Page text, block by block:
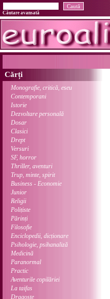
Căutare avansată
Cărți
Monografie, critică, eseu
Contemporani
Istorie
Dezvoltare personală
Dosar
Clasici
Drept
Versuri
SF, horror
Thriller, aventuri
Trup, minte, spirit
Business - Economie
Junior
Religii
Polițiste
Părinți
Filosofie
Enciclopedii, dicționare
Psihologie, psihanaliză
Medicină
Paranormal
Practic
Aventurile copilăriei
La taifas
Dragoste